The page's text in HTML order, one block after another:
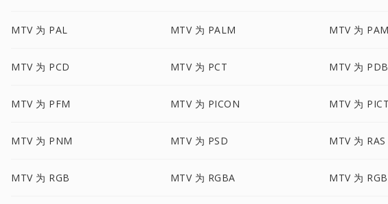
MTV 为 PAL MTV 为 PALM MTV 为 PAM
MTV 为 PCD MTV 为 PCT MTV 为 PDB
MTV 为 PFM MTV 为 PICON MTV 为 PICT
MTV 为 PNM MTV 为 PSD MTV 为 RAS
MTV 为 RGB MTV 为 RGBA MTV 为